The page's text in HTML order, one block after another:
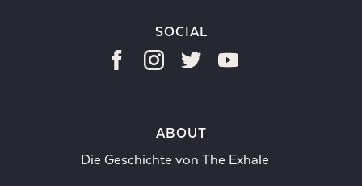
SOCIAL
ABOUT
Die Geschichte von The Exhale